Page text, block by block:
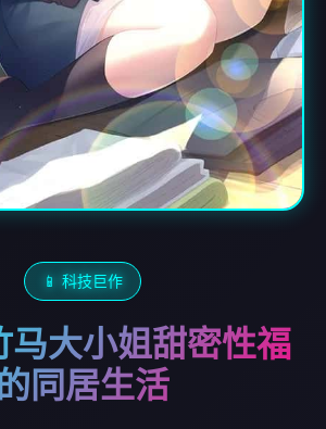
📱 科技巨作
马大小姐甜密性福
同居生活